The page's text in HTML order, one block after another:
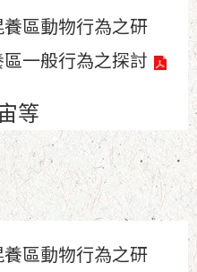
區動物行為之研
一般行為之探討
等
區動物行為之研